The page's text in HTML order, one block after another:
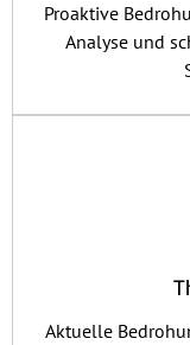
Proaktive
Analyse und
Aktuelle